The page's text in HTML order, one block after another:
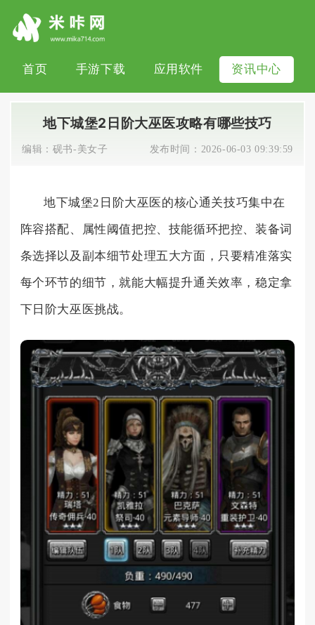
首页 手游下载 应用软件 资讯中心
地下城堡2日阶大巫医攻略有哪些技巧
编辑： 砚书-美女子 发布时间： 2026-06-03 09:39:59
地下城堡2日阶大巫医的核心通关技巧集中在
阵容搭配、属性阈值把控、技能循环把控、装备词
条选择以及副本细节处理五大方面，只要精准落实
每个环节的细节，就能大幅提升通关效率，稳定拿
下日阶大巫医挑战。